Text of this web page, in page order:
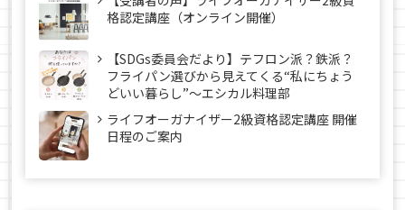
格認定講座（オンライン開催）
【SDGs委員会だより】テフロン派？鉄派？
フライパン選びから見えてくる“私にちょう
どいい暮らし”～エシカル料理部
ライフオーガナイザー2級資格認定講座 開催
日程のご案内